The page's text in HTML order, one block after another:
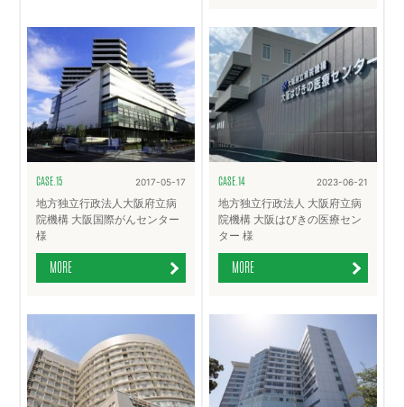
CASE.15 2017-05-17
地方独立行政法人大阪府立病
院機構 大阪国際がんセンター
様
MORE
CASE.14 2023-06-21
地方独立行政法人 大阪府立病
院機構 大阪はびきの医療セン
ター 様
MORE